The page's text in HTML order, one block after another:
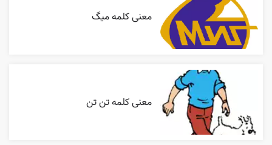
معنی کلمه میگ
معنی کلمه تن تن